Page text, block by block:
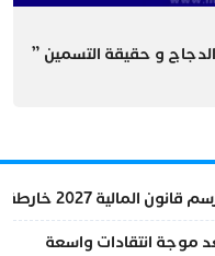
الدجاج و حقيقة التسمين ”
خارطة المغرب المقبل
موجة انتقادات واسعة